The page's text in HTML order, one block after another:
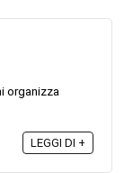
organizza
LEGGI DI +